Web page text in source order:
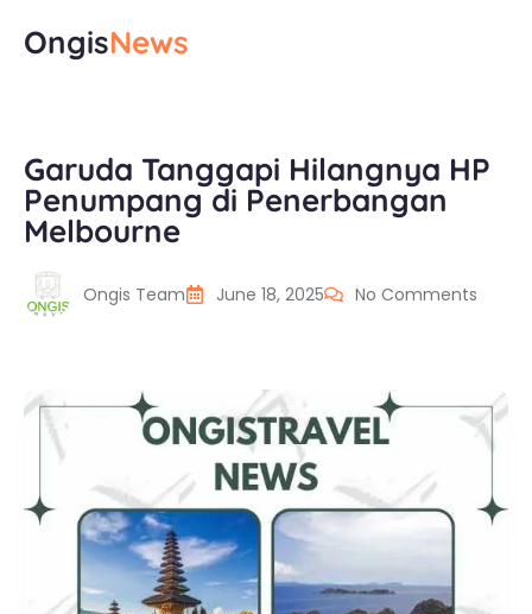
OngisNews
Garuda Tanggapi Hilangnya HP
Penumpang di Penerbangan
Melbourne
Ongis Team June 18, 2025 No Comments